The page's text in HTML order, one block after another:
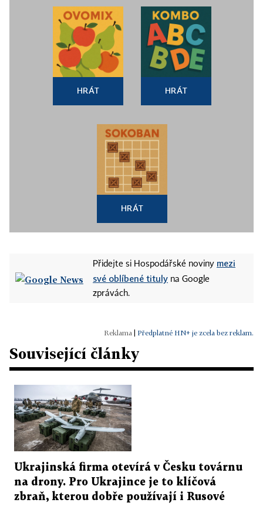
HRÁT HRÁT
HRÁT
Přidejte si Hospodářské noviny mezi
své oblíbené tituly na Google
zprávách.
Předplatné HN+ je zcela bez reklam.
Související články
Ukrajinská firma otevírá v Česku továrnu
na drony. Pro Ukrajince je to klíčová
zbraň, kterou dobře používají i Rusové